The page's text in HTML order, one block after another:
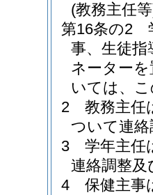
(教務主任
第16条の2
事、生徒指
ネーター
いては、
2
教務主任
ついて連
3
学年主任
連絡調整
4
保健主事